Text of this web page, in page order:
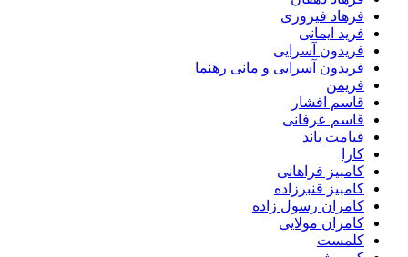
فرهاد فیروزی
فرید ایمانی
فریدون آسرایی
فریدون آسرایی و مانی رهنما
فریمن
قاسم افشار
قاسم عرفانی
قیامت باند
کارا
کامبیز فراهانی
کامبیز قنبرزاده
کامران رسول زاده
کامران مولایی
کلمست